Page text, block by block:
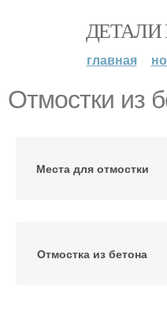
ДЕТАЛИ
главная
Отмостки из
Места для отмостки
Отмостка из бетона